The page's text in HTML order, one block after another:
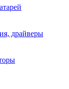
драйверы